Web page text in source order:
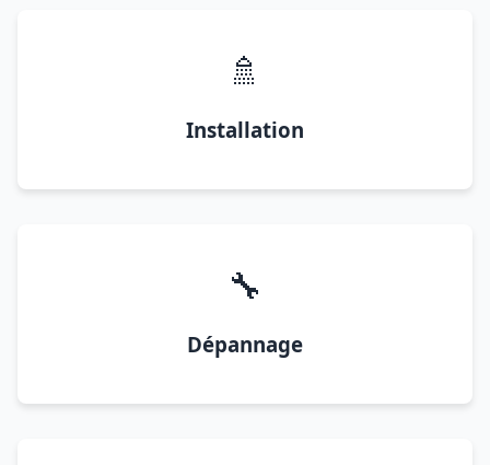
🚿
Installation
🔧
Dépannage